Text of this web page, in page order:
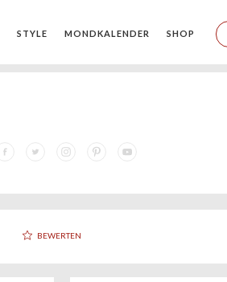
STYLE MONDKALENDER SHOP
BEWERTEN